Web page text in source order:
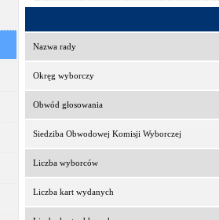
Nazwa rady
Okręg wyborczy
Obwód głosowania
Siedziba Obwodowej Komisji Wyborczej
Liczba wyborców
Liczba kart wydanych